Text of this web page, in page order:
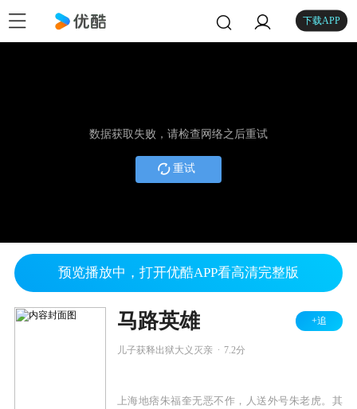
下载APP
数据获取失败，请检查网络之后重试
重试
预览播放中，打开优酷APP看高清完整版
马路英雄 +追
儿子获释出狱大义灭亲 7.2分
上海地痞朱福奎无恶不作，人送外号朱老虎。其